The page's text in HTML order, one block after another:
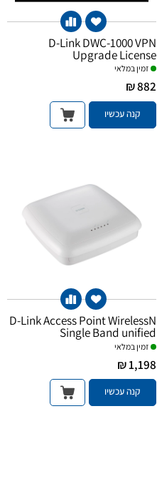
D-Link DWC-1000 VPN
Upgrade License
זמין במלאי
882 ₪
קנה עכשיו
D-Link Access Point WirelessN
Single Band unified
זמין במלאי
1,198 ₪
קנה עכשיו